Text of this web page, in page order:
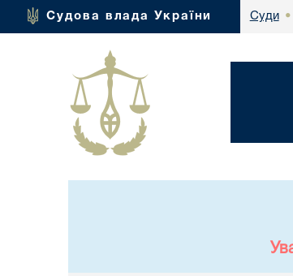
Судова влада України Суди •